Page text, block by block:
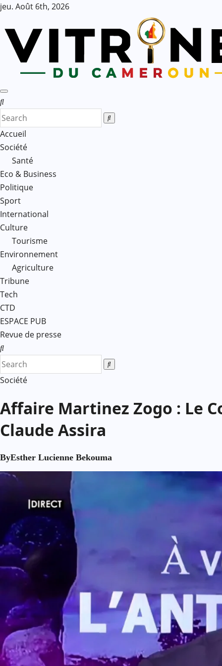
Skip
content
jeu. Août 6th, 2026
Accueil
Société
Santé
Eco & Business
Politique
Sport
International
Culture
Tourisme
Environnement
Agriculture
Tribune
Tech
CTD
ESPACE PUB
Revue de presse
Société
Affaire Martinez Zogo : Le
Claude Assira
ByEsther Lucienne Bekouma